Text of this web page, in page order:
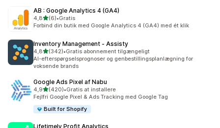
AB : Google Analytics 4 (GA4)
4,8ud af 5 stjerner
(6)
6 anmeldelser i alt
•Gratis
Forbind din butik med Google Analytics 4 (GA4) med ét klik
Inventory Management ‑ Assisty
4,8ud af 5 stjerner
(342)
342 anmeldelser i alt
•Gratis abonnement tilgængeligt
AI-efterspørgselsprognoser og genbestillingsplanlægning for
voksende brands
Google Ads Pixel af Nabu
4,9ud af 5 stjerner
(420)
420 anmeldelser i alt
•Gratis at installere
Fejlfri Google Pixel & Ads Tracking med Google Tag
Built for Shopify
Lifetimely Profit Analytics